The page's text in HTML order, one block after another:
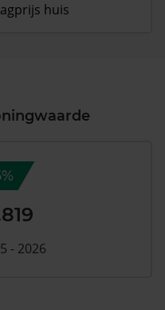
huis
- 2026